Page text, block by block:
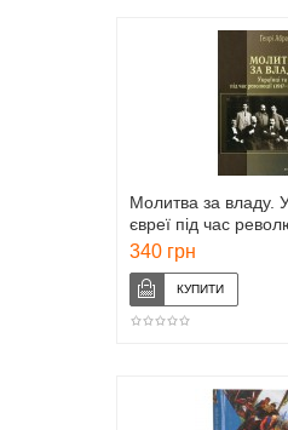
Молитва за владу.
євреї під час
Абрамсон)
340 грн